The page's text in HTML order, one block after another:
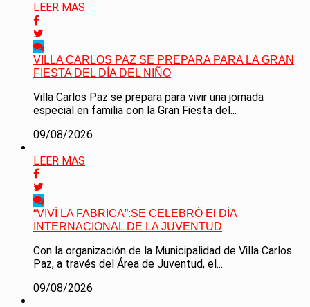
LEER MAS
VILLA CARLOS PAZ SE PREPARA PARA LA GRAN
FIESTA DEL DÍA DEL NIÑO
Villa Carlos Paz se prepara para vivir una jornada
especial en familia con la Gran Fiesta del...
09/08/2026
LEER MAS
“VIVÍ LA FABRICA”:SE CELEBRÓ El DÍA
INTERNACIONAL DE LA JUVENTUD
Con la organización de la Municipalidad de Villa Carlos
Paz, a través del Área de Juventud, el...
09/08/2026